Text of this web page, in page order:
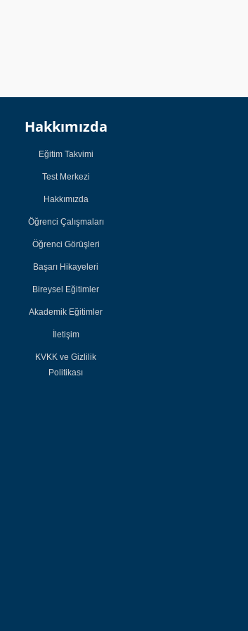
Hakkımızda
Eğitim Takvimi
Test Merkezi
Hakkımızda
Öğrenci Çalışmaları
Öğrenci Görüşleri
Başarı Hikayeleri
Bireysel Eğitimler
Akademik Eğitimler
İletişim
KVKK ve Gizlilik
Politikası